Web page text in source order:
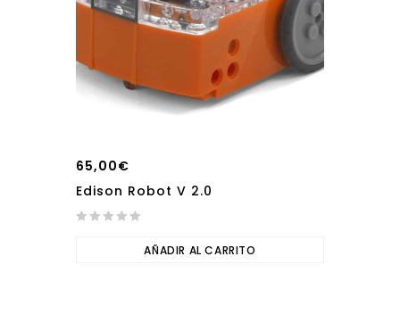
65,00€
Edison Robot V 2.0
AÑADIR AL CARRITO